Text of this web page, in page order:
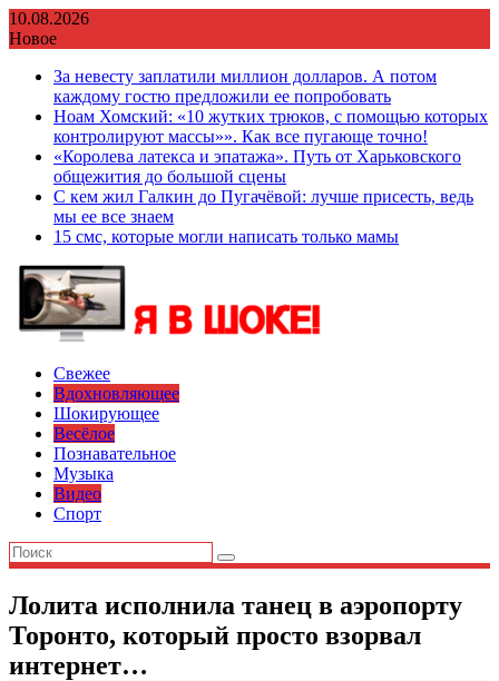
Перейти
к
10.08.2026
Новое
За невесту заплатили миллион долларов. А потом
каждому гостю предложили ее попробовать
Ноам Хомский: «10 жутких трюков, с помощью которых
контролируют массы»». Как все пугающе точно!
«Королева латекса и эпатажа». Путь от Харьковского
общежития до большой сцены
С кем жил Галкин до Пугачёвой: лучше присесть, ведь
мы ее все знаем
15 смс, которые могли написать только мамы
Свежее
Вдохновляющее
Шокирующее
Весёлое
Познавательное
Музыка
Видео
Спорт
Лолита исполнила танец в аэропорту
Торонто, который просто взорвал
интернет…